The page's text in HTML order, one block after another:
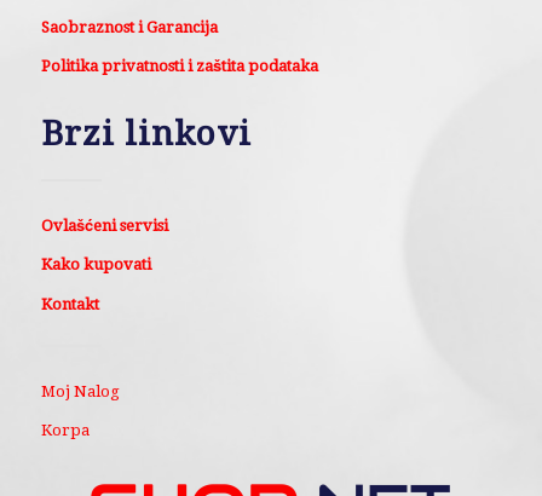
Saobraznost i Garancija
Politika privatnosti i zaštita podataka
Brzi linkovi
Ovlašćeni servisi
Kako kupovati
Kontakt
Moj Nalog
Korpa